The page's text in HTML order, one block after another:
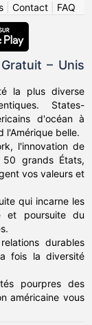
| Contact| FAQ
– Unis
la plus diverse
States-
d'océan à
l'Amérique belle.
l'innovation de
grands États,
vos valeurs et
qui incarne les
et poursuite du
durables
fois la diversité
pourpres des
américaine vous